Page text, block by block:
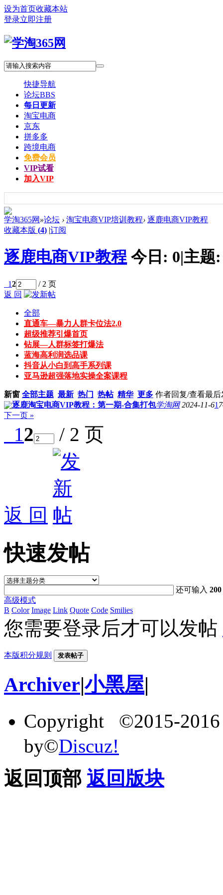
设为首页收藏本站
登录立即注册
快捷导航
论坛BBS
每日更新
淘宝电商
京东
拼多多
跨境电商
免费会员
VIP试看
加入VIP
学淘365网 »论坛 › 淘宝电商VIP培训教程› 逐鹿电商VIP教程
收藏本版 (4) |订阅
逐鹿电商VIP教程 今日: 0|主
12
/ 2 页
返 回
全部
直通车—暴力人群卡位法2.0
超级推荐引爆首页
钻展—人群标签打爆法
蓝海高利润选品课
抖音从小白到高手系列课
亚马逊超强落地实操全案课程
新窗 全部主题 最新 热门 热帖 精华 更多 作者回复/查看最后
逐鹿淘宝电商VIP教程：第一期-合集打包学淘网 2024-11-61
下一页 »
12 / 2 页
返 回
快速发帖
还可输入200
高级模式
B Color Image Link Quote Code Smilies
您需要登录后才可以发帖
本版积分规则 发表帖子
Archiver|小黑屋|
Copyright ©2015-
by©Discuz!
返回顶部 返回版块